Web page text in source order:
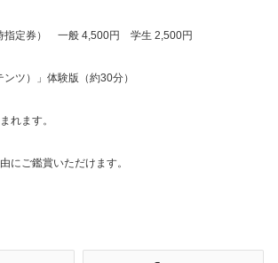
指定券） 一般 4,500円 学生 2,500円
ンツ）」体験版（約30分）
れます。
にご鑑賞いただけます。